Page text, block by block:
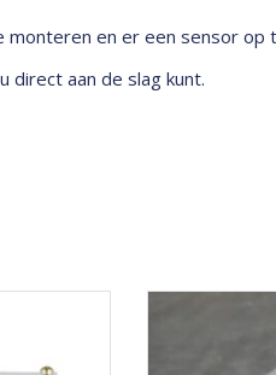
monteren en er een sensor
direct aan de slag kunt.